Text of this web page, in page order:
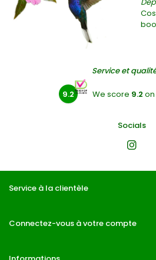
Service et
9.2 We score 9.2 on
Socials
Service à la clientèle
Connectez-vous à votre compte